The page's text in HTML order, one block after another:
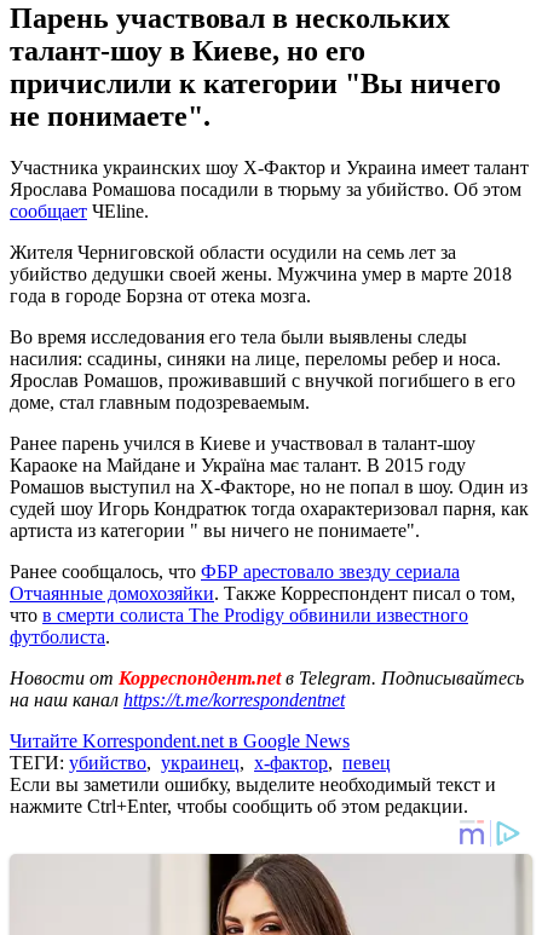
Парень участвовал в нескольких
талант-шоу в Киеве, но его
причислили к категории "Вы ничего
не понимаете".
Участника украинских шоу Х-Фактор и Украина имеет талант
Ярослава Ромашова посадили в тюрьму за убийство. Об этом
сообщает ЧЕline.
Жителя Черниговской области осудили на семь лет за
убийство дедушки своей жены. Мужчина умер в марте 2018
года в городе Борзна от отека мозга.
Во время исследования его тела были выявлены следы
насилия: ссадины, синяки на лице, переломы ребер и носа.
Ярослав Ромашов, проживавший с внучкой погибшего в его
доме, стал главным подозреваемым.
Ранее парень учился в Киеве и участвовал в талант-шоу
Караоке на Майдане и Україна має талант. В 2015 году
Ромашов выступил на Х-Факторе, но не попал в шоу. Один из
судей шоу Игорь Кондратюк тогда охарактеризовал парня, как
артиста из категории " вы ничего не понимаете".
Ранее сообщалось, что ФБР арестовало звезду сериала
Отчаянные домохозяйки. Также Корреспондент писал о том,
что в смерти солиста The Prodigy обвинили известного
футболиста.
Новости от Корреспондент.netв Telegram. Подписывайтесь
на наш канал https://t.me/korrespondentnet
Читайте Korrespondent.net в Google News
ТЕГИ: убийство, украинец, х-фактор, певец
Если вы заметили ошибку, выделите необходимый текст и
нажмите Ctrl+Enter, чтобы сообщить об этом редакции.